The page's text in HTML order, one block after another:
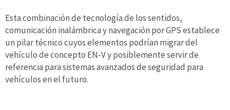
Esta combinación de tecnología de los sentidos,
comunicación inalámbrica y navegación por GPS establece
un pilar técnico cuyos elementos podrían migrar del
vehículo de concepto EN-V y posiblemente servir de
referencia para sistemas avanzados de seguridad para
vehículos en el futuro.